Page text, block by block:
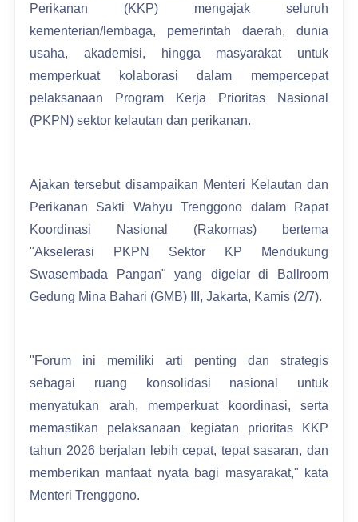
Perikanan (KKP) mengajak seluruh
kementerian/lembaga, pemerintah daerah, dunia
usaha, akademisi, hingga masyarakat untuk
memperkuat kolaborasi dalam mempercepat
pelaksanaan Program Kerja Prioritas Nasional
(PKPN) sektor kelautan dan perikanan.
Ajakan tersebut disampaikan Menteri Kelautan dan
Perikanan Sakti Wahyu Trenggono dalam Rapat
Koordinasi Nasional (Rakornas) bertema
"Akselerasi PKPN Sektor KP Mendukung
Swasembada Pangan" yang digelar di Ballroom
Gedung Mina Bahari (GMB) III, Jakarta, Kamis (2/7).
"Forum ini memiliki arti penting dan strategis
sebagai ruang konsolidasi nasional untuk
menyatukan arah, memperkuat koordinasi, serta
memastikan pelaksanaan kegiatan prioritas KKP
tahun 2026 berjalan lebih cepat, tepat sasaran, dan
memberikan manfaat nyata bagi masyarakat," kata
Menteri Trenggono.